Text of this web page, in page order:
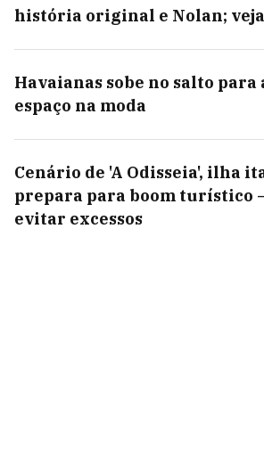
história original e Nolan;
Havaianas sobe no salto
espaço na moda
Cenário de 'A Odisseia', ilha
prepara para boom turístico
evitar excessos